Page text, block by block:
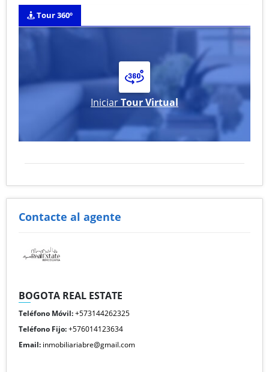
Tour 360º
IniciarTour Virtual
Contacte al agente
BOGOTA REAL ESTATE
Teléfono Móvil:+573144262325
Teléfono Fijo:+576014123634
Email: inmobiliariabre@gmail.com